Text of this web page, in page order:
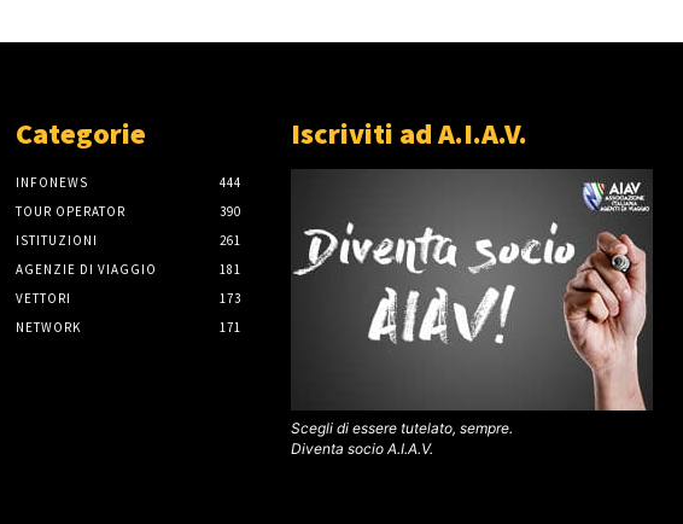
Categorie
INFONEWS
444
TOUR OPERATOR
390
ISTITUZIONI
261
AGENZIE DI VIAGGIO
181
VETTORI
173
NETWORK
171
Iscriviti ad A.I.A.V.
Scegli di essere tutelato, sempre.
Diventa socio A.I.A.V.